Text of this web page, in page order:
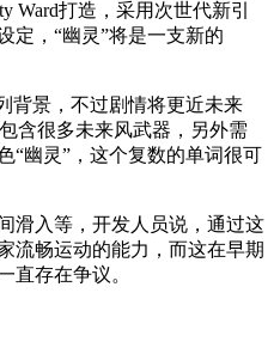
Ward打造，采用次世代新引
定，“幽灵”将是一支新的
背景，不过剧情将更近未来
含很多未来风武器，另外需
“幽灵”，这个复数的单词很可
滑入等，开发人员说，通过这
流畅运动的能力，而这在早期
直存在争议。